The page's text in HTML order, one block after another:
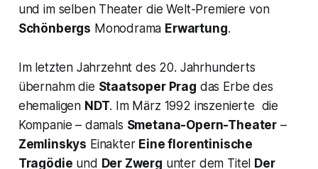
und im selben Theater die Welt-Premiere von
Schönbergs Monodrama Erwartung.
Im letzten Jahrzehnt des 20. Jahrhunderts
übernahm die Staatsoper Prag das Erbe des
ehemaligen NDT. Im März 1992 inszenierte die
Kompanie – damals Smetana-Opern-Theater –
Zemlinskys Einakter Eine florentinische
Tragödie und Der Zwerg unter dem Titel Der